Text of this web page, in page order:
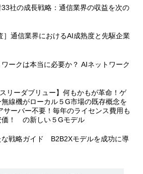
社の成長戦略：通信業界の収益を次の
］通信業界におけるAI成熟度と先駆企業
ークは本当に必要か？ AIネットワーク
リーダブリュー】何もかもが革命！ゲ
線機がローカル５G市場の既存概念を
サーバー不要！毎年のライセンス費用も
価！ の新しい５Gモデル
な戦略ガイド B2B2Xモデルを成功に導